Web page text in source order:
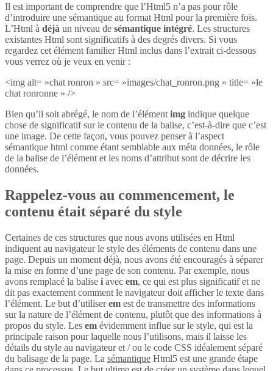
Il est important de comprendre que l’Html5 n’a pas pour rôle
d’introduire une sémantique au format Html pour la première fois.
L’Html à déjà un niveau de sémantique intégré. Les structures
existantes Html sont significatifs à des degrés divers. Si vous
regardez cet élément familier Html inclus dans l’extrait ci-dessous
vous verrez où je veux en venir :
<img alt= »chat ronron » src= »images/chat_ronron.png » title= »le
chat ronronne » />
Bien qu’il soit abrégé, le nom de l’élément img indique quelque
chose de significatif sur le contenu de la balise, c’est-à-dire que c’est
une image. De cette façon, vous pouvez penser à l’aspect
sémantique html comme étant semblable aux méta données, le rôle
de la balise de l’élément et les noms d’attribut sont de décrire les
données.
Rappelez-vous au commencement, le
contenu était séparé du style
Certaines de ces structures que nous avons utilisées en Html
indiquent au navigateur le style des éléments de contenu dans une
page. Depuis un moment déjà, nous avons été encouragés à séparer
la mise en forme d’une page de son contenu. Par exemple, nous
avons remplacé la balise i avec em, ce qui est plus significatif et ne
dit pas exactement comment le navigateur doit afficher le texte dans
l’élément. Le but d’utiliserem est de transmettre des informations
sur la nature de l’élément de contenu, plutôt que des informations à
propos du style. Les em évidemment influe sur le style, qui est la
principale raison pour laquelle nous l’utilisons, mais il laisse les
détails du style au navigateur et / ou le code CSS idéalement séparé
du balisage de la page. La sémantique Html5 est une grande étape